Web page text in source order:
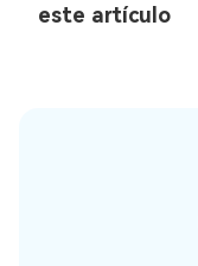
este artículo